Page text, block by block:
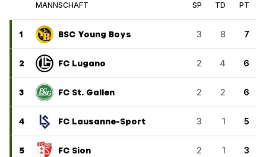
MANNSCHAFT SP TD PT
1 BSC Young Boys 3 8 7
2 FC Lugano 2 4 6
3 FC St. Gallen 2 2 6
4 FC Lausanne-Sport 3 1 5
5 FC Sion 2 1 3